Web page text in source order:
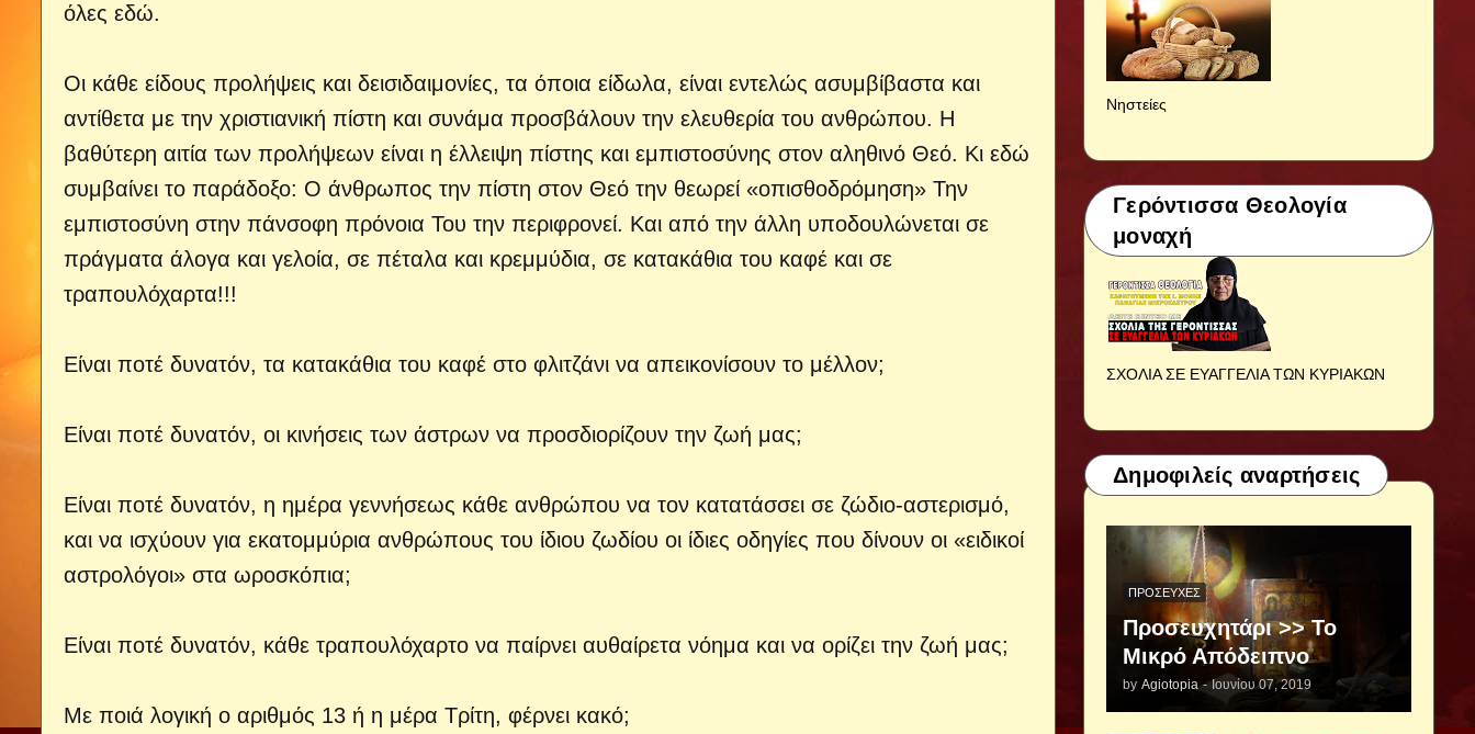
όλες εδώ.
Οι κάθε είδους προλήψεις και δεισιδαιμονίες, τα όποια είδωλα, είναι εντελώς ασυμβίβαστα και
αντίθετα με την χριστιανική πίστη και συνάμα προσβάλουν την ελευθερία του ανθρώπου. Η
βαθύτερη αιτία των προλήψεων είναι η έλλειψη πίστης και εμπιστοσύνης στον αληθινό Θεό. Κι εδώ
συμβαίνει το παράδοξο: Ο άνθρωπος την πίστη στον Θεό την θεωρεί «οπισθοδρόμηση» Την
εμπιστοσύνη στην πάνσοφη πρόνοια Του την περιφρονεί. Και από την άλλη υποδουλώνεται σε
πράγματα άλογα και γελοία, σε πέταλα και κρεμμύδια, σε κατακάθια του καφέ και σε
τραπουλόχαρτα!!!
Είναι ποτέ δυνατόν, τα κατακάθια του καφέ στο φλιτζάνι να απεικονίσουν το μέλλον;
Είναι ποτέ δυνατόν, οι κινήσεις των άστρων να προσδιορίζουν την ζωή μας;
Είναι ποτέ δυνατόν, η ημέρα γεννήσεως κάθε ανθρώπου να τον κατατάσσει σε ζώδιο-αστερισμό,
και να ισχύουν για εκατομμύρια ανθρώπους του ίδιου ζωδίου οι ίδιες οδηγίες που δίνουν οι «ειδικοί
αστρολόγοι» στα ωροσκόπια;
Είναι ποτέ δυνατόν, κάθε τραπουλόχαρτο να παίρνει αυθαίρετα νόημα και να ορίζει την ζωή μας;
Με ποιά λογική ο αριθμός 13 ή η μέρα Τρίτη, φέρνει κακό;
Νηστείες
Γερόντισσα Θεολογία
μοναχή
ΣΧΟΛΙΑ ΣΕ ΕΥΑΓΓΕΛΙΑ ΤΩΝ ΚΥΡΙΑΚΩΝ
Δημοφιλείς αναρτήσεις
ΠΡΟΣΕΥΧΈΣ
Προσευχητάρι >> Το
Μικρό Απόδειπνο
by Agiotopia - Ιουνίου 07, 2019